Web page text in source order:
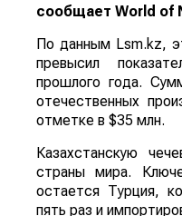
сообщает World of
По данным Lsm.kz,
превысил
прошлого года.
отечественных
отметке в $35 млн.
Казахстанскую
страны мира.
остается Турция,
пять раз и